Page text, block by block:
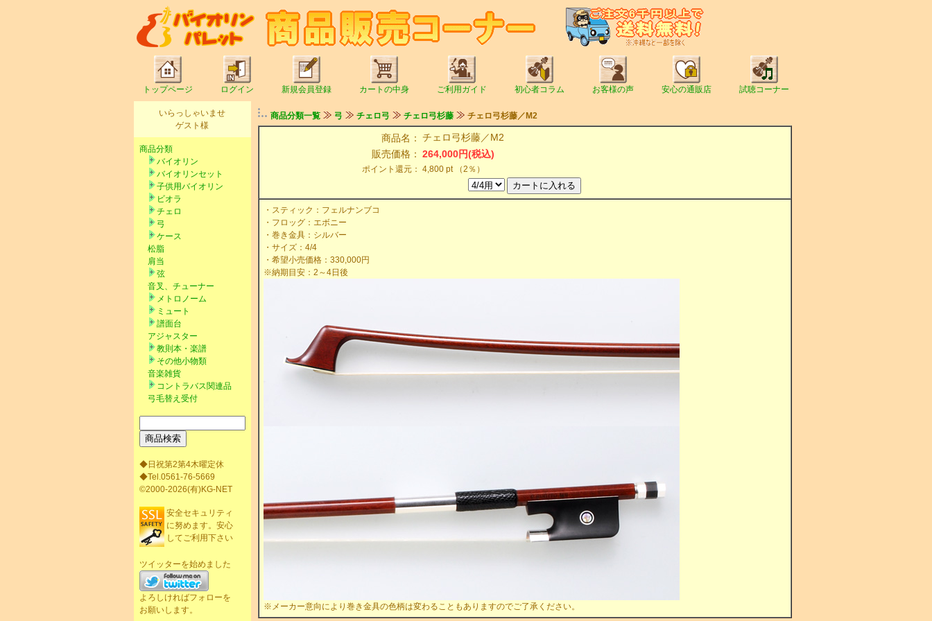
トップページ ログイン 新規会員登録 カートの中身 ご利用ガイド 初心者コラム お客様の声 安心の通販店 試聴コーナー
いらっしゃいませ
ゲスト様
商品分類
バイオリン
バイオリンセット
子供用バイオリン
ビオラ
チェロ
弓
ケース
松脂
肩当
弦
音叉、チューナー
メトロノーム
ミュート
譜面台
アジャスター
教則本・楽譜
その他小物類
音楽雑貨
コントラバス関連品
弓毛替え受付
◆日祝第2第4木曜定休
◆Tel.0561-76-5669
©2000-2026(有)KG-NET
安全セキュリティ
に努めます。安心
してご利用下さい
ツイッターを始めました
よろしければフォローを
お願いします。
商品分類一覧 弓 チェロ弓 チェロ弓杉藤 チェロ弓杉藤／M2
商品名： チェロ弓杉藤／M2
販売価格： 264,000円(税込)
ポイント還元： 4,800 pt （2％）
・スティック：フェルナンブコ
・フロッグ：エボニー
・巻き金具：シルバー
・サイズ：4/4
・希望小売価格：330,000円
※納期目安：2～4日後
※メーカー意向により巻き金具の色柄は変わることもありますのでご了承ください。